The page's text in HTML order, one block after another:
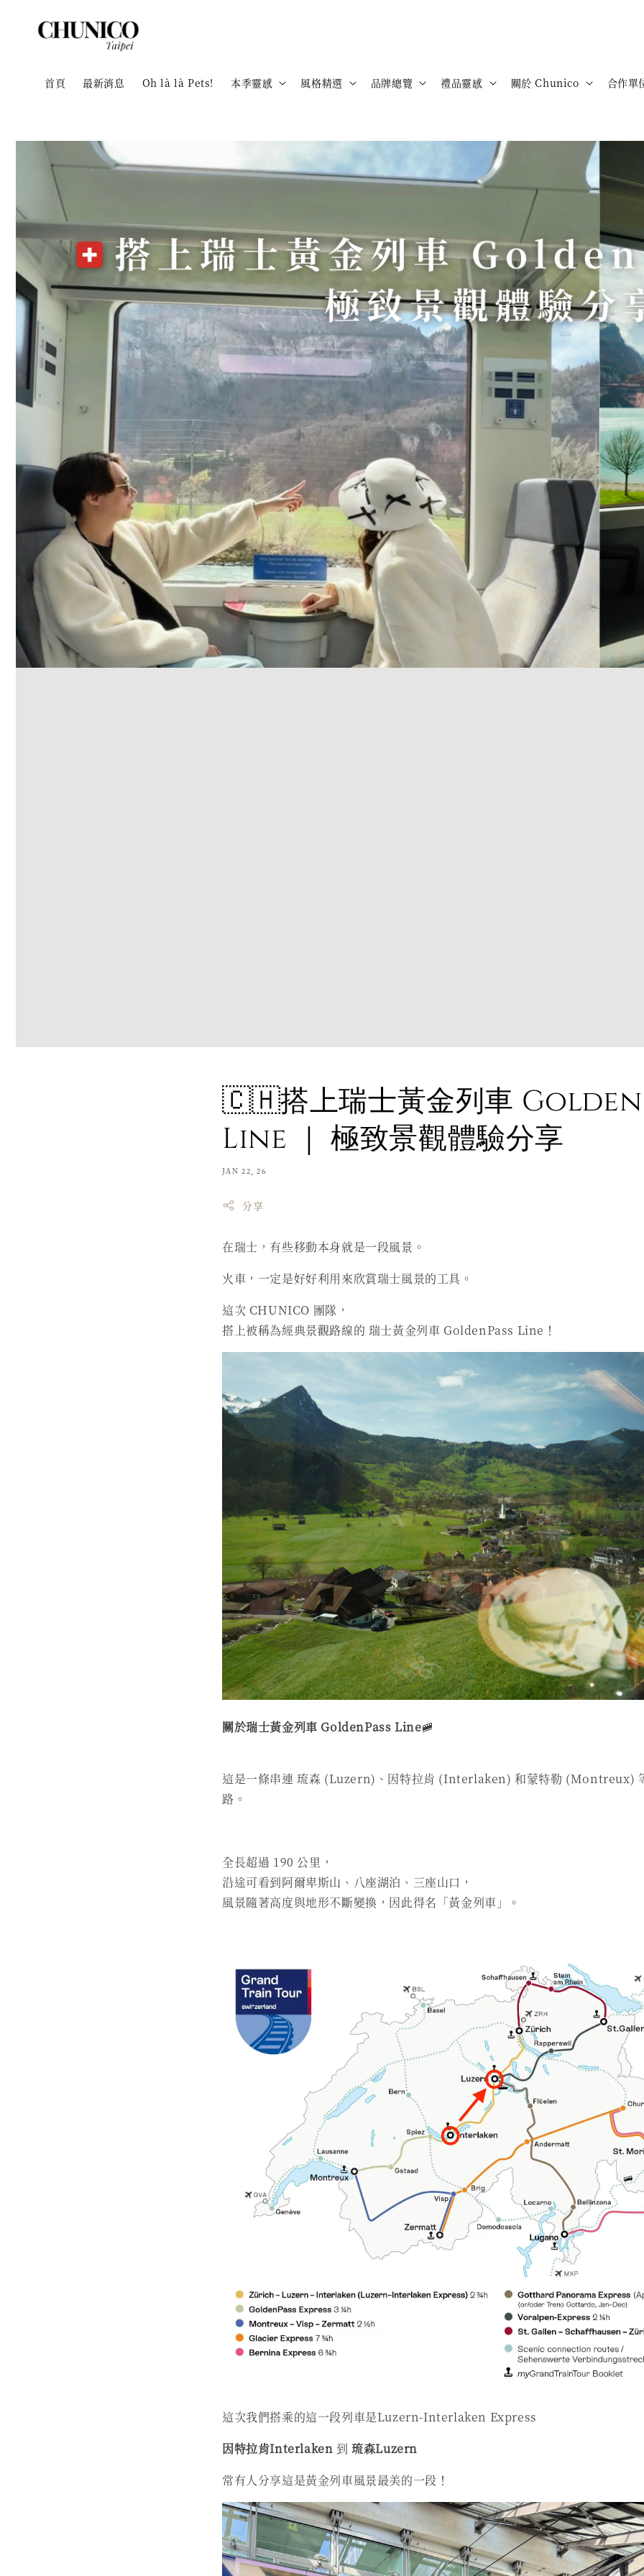
首頁 最新消息 Oh là là Pets! 本季靈感 風格精選 品牌總覽 禮品靈感 關於 Chunico 合作單
🇨🇭搭上瑞士黃金列車 Golden
Line ｜ 極致景觀體驗分享
JAN 22, 26
分享
在瑞士，有些移動本身就是一段風景。
火車，一定是好好利用來欣賞瑞士風景的工具。
這次 CHUNICO 團隊，
搭上被稱為經典景觀路線的 瑞士黃金列車 GoldenPass Line！
關於瑞士黃金列車 GoldenPass Line🚞
這是一條串連 琉森 (Luzern)、因特拉肯 (Interlaken) 和蒙特勒 (Montreux)
路。
全長超過 190 公里，
沿途可看到阿爾卑斯山、八座湖泊、三座山口，
風景隨著高度與地形不斷變換，因此得名「黃金列車」。
這次我們搭乘的這一段列車是Luzern-Interlaken Express
因特拉肯Interlaken 到琉森Luzern
常有人分享這是黃金列車風景最美的一段！